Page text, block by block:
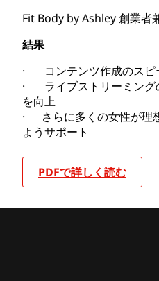
Fit Body by Ashley 創業者
結果
· コンテンツ作成のスピ
· ライブストリーミング
を向上
· さらに多くの女性が理
ようサポート
PDFで詳しく読む